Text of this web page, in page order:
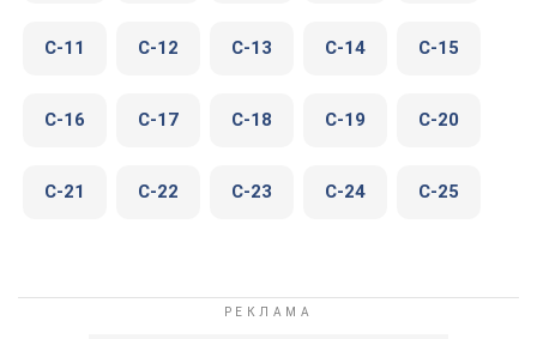
C-11 C-12 C-13 C-14 C-15
C-16 C-17 C-18 C-19 C-20
C-21 C-22 C-23 C-24 C-25